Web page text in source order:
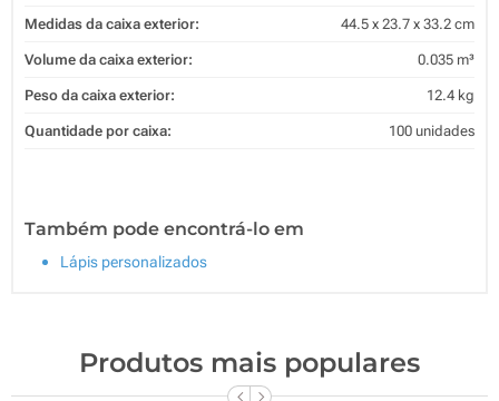
Medidas da caixa exterior: 44.5 x 23.7 x 33.2 cm
Volume da caixa exterior: 0.035 m³
Peso da caixa exterior: 12.4 kg
Quantidade por caixa: 100 unidades
Também pode encontrá-lo em
Lápis personalizados
Produtos mais populares